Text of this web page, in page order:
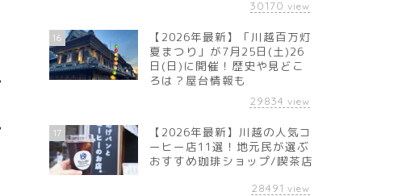
30170 view
16
【2026年最新】「川越百万灯
夏まつり」が7月25日(土)26
日(日)に開催！歴史や見どこ
ろは？屋台情報も
29834 view
17
【2026年最新】川越の人気コ
ーヒー店11選！地元民が選ぶ
おすすめ珈琲ショップ/喫茶店
28491 view